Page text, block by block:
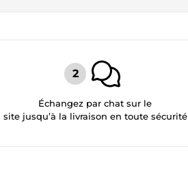
Échangez par chat sur le
site jusqu’à la livraison en toute sécurité